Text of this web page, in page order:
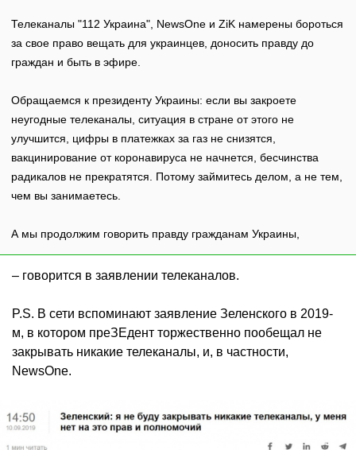
Телеканалы "112 Украина", NewsOne и ZiK намерены бороться
за свое право вещать для украинцев, доносить правду до
граждан и быть в эфире.
Обращаемся к президенту Украины: если вы закроете
неугодные телеканалы, ситуация в стране от этого не
улучшится, цифры в платежках за газ не снизятся,
вакцинирование от коронавируса не начнется, бесчинства
радикалов не прекратятся. Потому займитесь делом, а не тем,
чем вы занимаетесь.
А мы продолжим говорить правду гражданам Украины,
– говорится в заявлении телеканалов.
P.S. В сети вспоминают заявление Зеленского в 2019-
м, в котором преЗЕдент торжественно пообещал не
закрывать никакие телеканалы, и, в частности,
NewsOne.